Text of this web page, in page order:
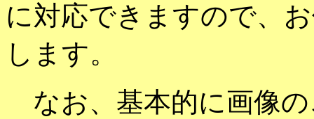
に対応できますので、
します。
なお、基本的に画像